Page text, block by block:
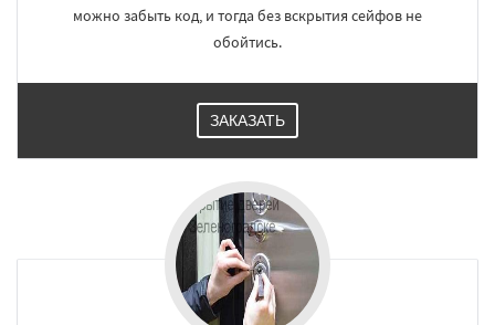
можно забыть код, и тогда без вскрытия сейфов не
обойтись.
ЗАКАЗАТЬ